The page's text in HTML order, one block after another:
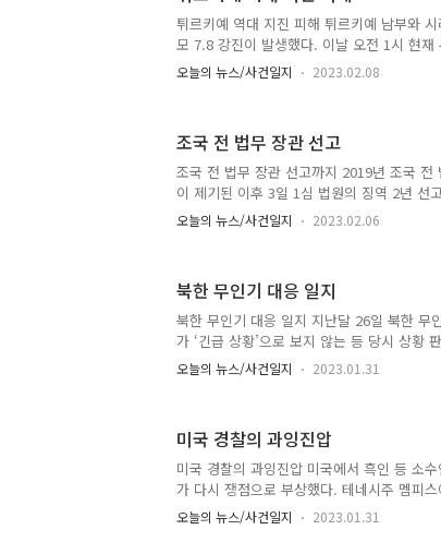
튀르키예 역대 지진 피해 튀르키예 남부와
모 7.8 강진이 발생했다. 이날 오전 1시 현
넘어섰으며, 구조작업이 계속되면서 눈덩이
최악 대지진…사망 수천명 ‘눈덩이’
오늘의 뉴스/사건일지 2023.02.08
조국 전 법무 장관 선고
조국 전 법무 장관 선고까지 2019년 조국 전
이 제기된 이후 3일 1심 법원의 징역 2년 선
열의 시간이었다. 조 전 장관과 검찰의 지지
정부의 내로남불 논란은 결국 윤석열 정부
오늘의 뉴스/사건일지 2023.02.06
북한 무인기 대응 일지
북한 무인기 대응 일지 지난달 26일 북한 무
가 ‘긴급 상황’으로 보지 않는 등 당시 상황
과 수도방위사령부(수방사) 간 상황 공유가
상황 공유 시스템까지 작동하지 않는 등 총
오늘의 뉴스/사건일지 2023.01.31
미국 경찰의 과잉진압
미국 경찰의 과잉진압 미국에서 흑인 등 소
가 다시 쟁점으로 부상했다. 테네시주 멤피
흑인 타이어 니컬스(29)가 폭행당하는 현장
시위도 확산하고 있다. ■관련기사 29세 흑
오늘의 뉴스/사건일지 2023.01.31